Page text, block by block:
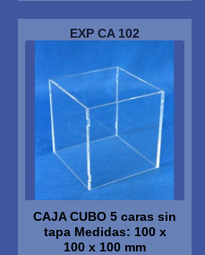
EXP CA 102
CAJA CUBO 5 caras sin
tapa Medidas: 100 x
100 x 100 mm